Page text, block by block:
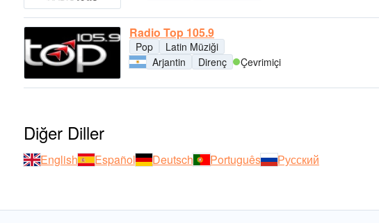
Radio Top 105.9
Pop
Latin Müziği
Arjantin
Direnç Çevrimiçi
Diğer Diller
English Español Deutsch Português Русский